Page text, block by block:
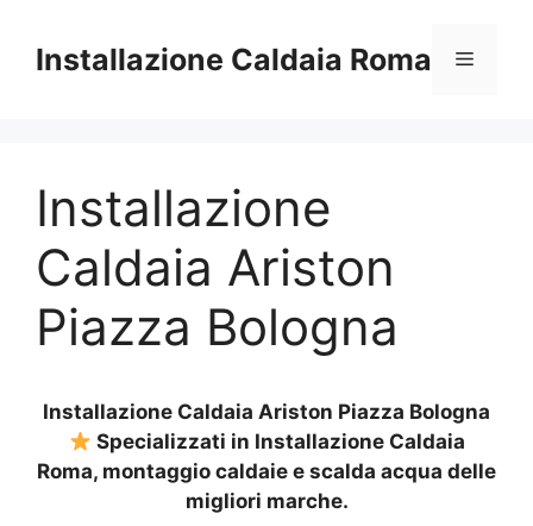
contenuto
Installazione Caldaia Roma Menu
Installazione
Caldaia Ariston
Piazza Bologna
Installazione Caldaia Ariston Piazza Bologna
Specializzati in Installazione Caldaia
Roma, montaggio caldaie e scalda acqua delle
migliori marche.